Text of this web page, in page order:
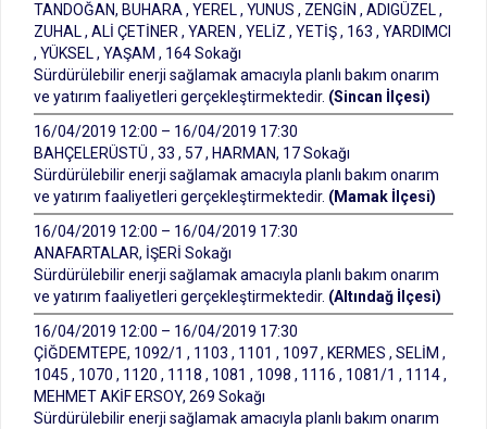
TANDOĞAN, BUHARA , YEREL , YUNUS , ZENGİN , ADIGÜZEL ,
ZUHAL , ALİ ÇETİNER , YAREN , YELİZ , YETİŞ , 163 , YARDIMCI
, YÜKSEL , YAŞAM , 164 Sokağı
Sürdürülebilir enerji sağlamak amacıyla planlı bakım onarım
ve yatırım faaliyetleri gerçekleştirmektedir. (Sincan İlçesi)
16/04/2019 12:00 – 16/04/2019 17:30
BAHÇELERÜSTÜ , 33 , 57 , HARMAN, 17 Sokağı
Sürdürülebilir enerji sağlamak amacıyla planlı bakım onarım
ve yatırım faaliyetleri gerçekleştirmektedir. (Mamak İlçesi)
16/04/2019 12:00 – 16/04/2019 17:30
ANAFARTALAR, İŞERİ Sokağı
Sürdürülebilir enerji sağlamak amacıyla planlı bakım onarım
ve yatırım faaliyetleri gerçekleştirmektedir. (Altındağ İlçesi)
16/04/2019 12:00 – 16/04/2019 17:30
ÇİĞDEMTEPE, 1092/1 , 1103 , 1101 , 1097 , KERMES , SELİM ,
1045 , 1070 , 1120 , 1118 , 1081 , 1098 , 1116 , 1081/1 , 1114 ,
MEHMET AKİF ERSOY, 269 Sokağı
Sürdürülebilir enerji sağlamak amacıyla planlı bakım onarım